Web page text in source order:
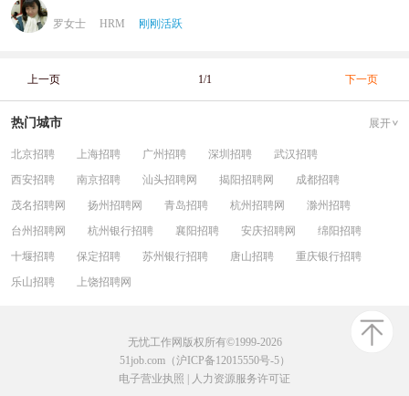
罗女士 HRM 刚刚活跃
上一页 1/1 下一页
热门城市 展开
北京招聘 上海招聘 广州招聘 深圳招聘
武汉招聘
西安招聘
南京招聘 汕头招聘网 揭阳招聘网
成都招聘
茂名招聘网
扬州招聘网 青岛招聘 杭州招聘网
滁州招聘
台州招聘网
杭州银行招聘 襄阳招聘 安庆招聘网
绵阳招聘
十堰招聘
保定招聘 苏州银行招聘 唐山招聘
重庆银行招聘
乐山招聘
上饶招聘网
无忧工作网版权所有©1999-2026
51job.com（沪ICP备12015550号-5）
电子营业执照
人力资源服务许可证